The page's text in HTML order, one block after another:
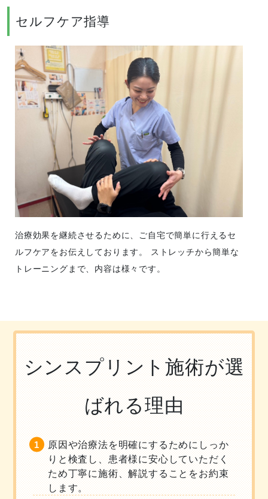
セルフケア指導
治療効果を継続させるために、ご自宅で簡単に行えるセ
ルフケアをお伝えしております。 ストレッチから簡単な
トレーニングまで、内容は様々です。
シンスプリント施術が選
ばれる理由
原因や治療法を明確にするためにしっか
りと検査し、患者様に安心していただく
ため丁寧に施術、解説することをお約束
します。